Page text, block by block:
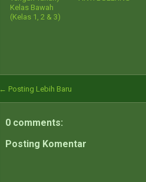
Kelas Bawah
(Kelas 1, 2 & 3)
← Posting Lebih Baru
0 comments:
Posting Komentar